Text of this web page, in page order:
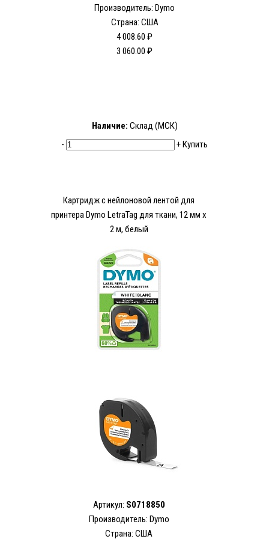
Производитель: Dymo
Страна: США
4 008.60 ₽
3 060.00 ₽
Наличие: Склад (МСК)
-
+Купить
Картридж c нейлоновой лентой для
принтера Dymo LetraTag для ткани, 12 мм х
2 м, белый
Артикул: S0718850
Производитель: Dymo
Страна: США